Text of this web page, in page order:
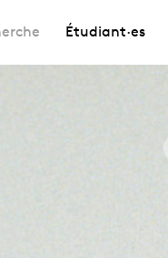
Étudiant·es